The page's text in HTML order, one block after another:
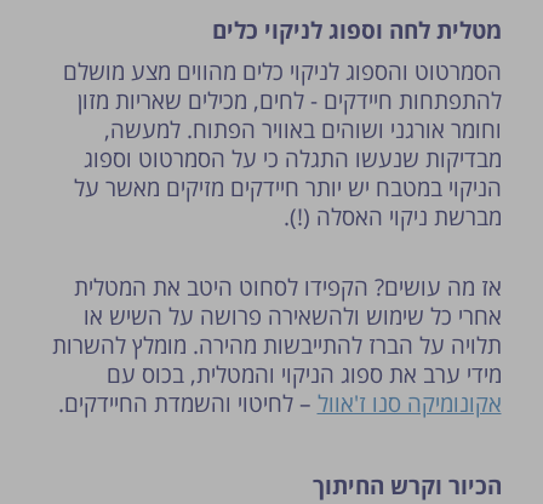
מטלית לחה וספוג לניקוי כלים
הסמרטוט והספוג לניקוי כלים מהווים מצע מושלם
להתפתחות חיידקים - לחים, מכילים שאריות מזון
וחומר אורגני ושוהים באוויר הפתוח. למעשה,
מבדיקות שנעשו התגלה כי על הסמרטוט וספוג
הניקוי במטבח יש יותר חיידקים מזיקים מאשר על
מברשת ניקוי האסלה (!).
אז מה עושים? הקפידו לסחוט היטב את המטלית
אחרי כל שימוש ולהשאירה פרושה על השיש או
תלויה על הברז להתייבשות מהירה. מומלץ להשרות
מידי ערב את ספוג הניקוי והמטלית, בכוס עם
אקונומיקה סנו ז'אוול – לחיטוי והשמדת החיידקים.
הכיור וקרש החיתוך